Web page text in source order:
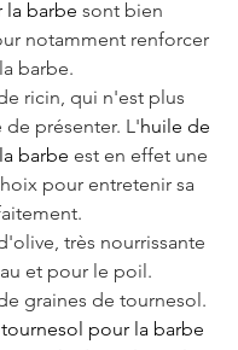
la barbe sont bien
notamment renforcer
barbe.
ricin, qui n'est plus
de présenter. L'huile de
barbe est en effet une
pour entretenir sa
très nourrissante
et pour le poil.
graines de tournesol.
pour la barbe